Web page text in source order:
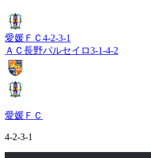
愛媛ＦＣ 4-2-3-1
ＡＣ長野パルセイロ3-1-4-2
愛媛ＦＣ
4-2-3-1